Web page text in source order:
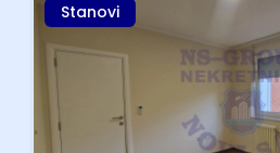
Stanovi